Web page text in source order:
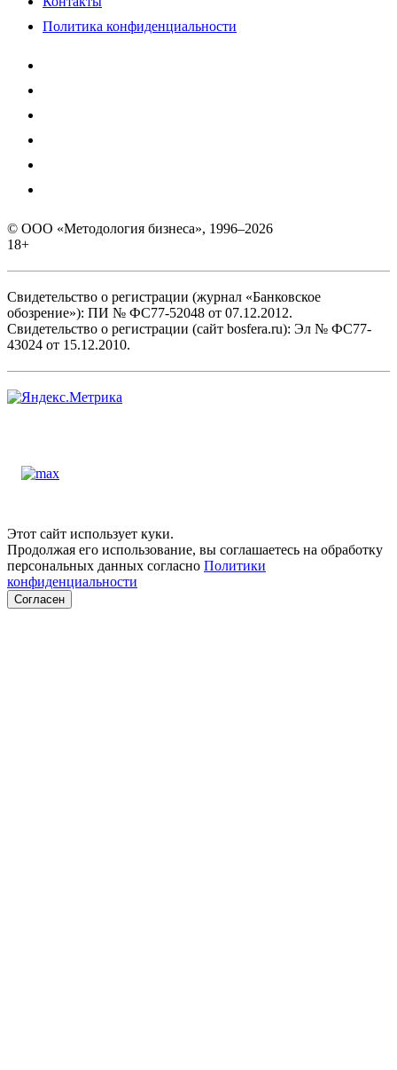
Политика конфиденциальности
© ООО «Методология бизнеса», 1996–2026
18+
Свидетельство о регистрации (журнал «Банковское
обозрение»): ПИ № ФС77-52048 от 07.12.2012.
Свидетельство о регистрации (сайт bosfera.ru): Эл № ФС77-
43024 от 15.12.2010.
Этот сайт использует куки.
Продолжая его использование, вы соглашаетесь на обработку
персональных данных согласно Политики
конфиденциальности
Согласен